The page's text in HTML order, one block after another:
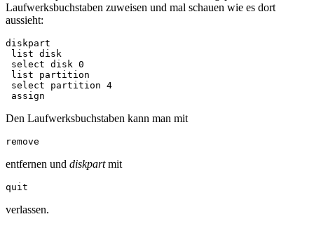
Laufwerksbuchstaben zuweisen und mal schauen wie es dort
aussieht:
diskpart
list disk
select disk 0
list partition
select partition 4
assign
Den Laufwerksbuchstaben kann man mit
remove
entfernen und diskpartmit
quit
verlassen.